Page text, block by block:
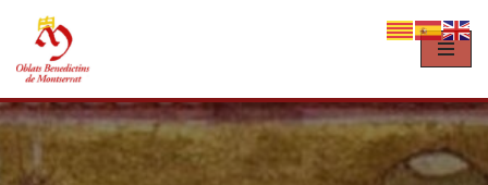
al
contingut